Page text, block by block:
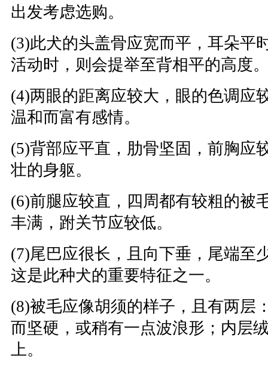
出发考虑选购。
(3)此犬的头盖骨应宽而平，耳朵平
活动时，则会提举至背相平的高度
(4)两眼的距离应较大，眼的色调应
温和而富有感情。
(5)背部应平直，肋骨坚固，前胸应
壮的身躯。
(6)前腿应较直，四周都有较粗的被
丰满，跗关节应较低。
(7)尾巴应很长，且向下垂，尾端至
这是此种犬的重要特征之一。
(8)被毛应像胡须的样子，且有两层
而坚硬，或稍有一点波浪形；内层
上。